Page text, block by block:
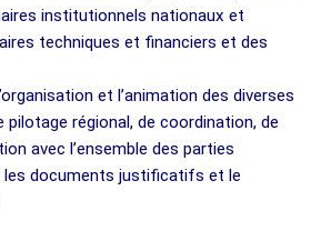
institutionnels nationaux et
techniques et financiers et des
et l’animation des diverses
régional, de coordination, de
avec l’ensemble des parties
les documents justificatifs et le